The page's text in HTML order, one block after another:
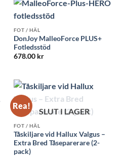
FOT / HÄL
DonJoy MalleoForce PLUS+
Fotledsstöd
678.00 kr
Rea!
SLUT I LAGER
FOT / HÄL
Tåskiljare vid Hallux Valgus –
Extra Bred Tåseparerare (2-
pack)